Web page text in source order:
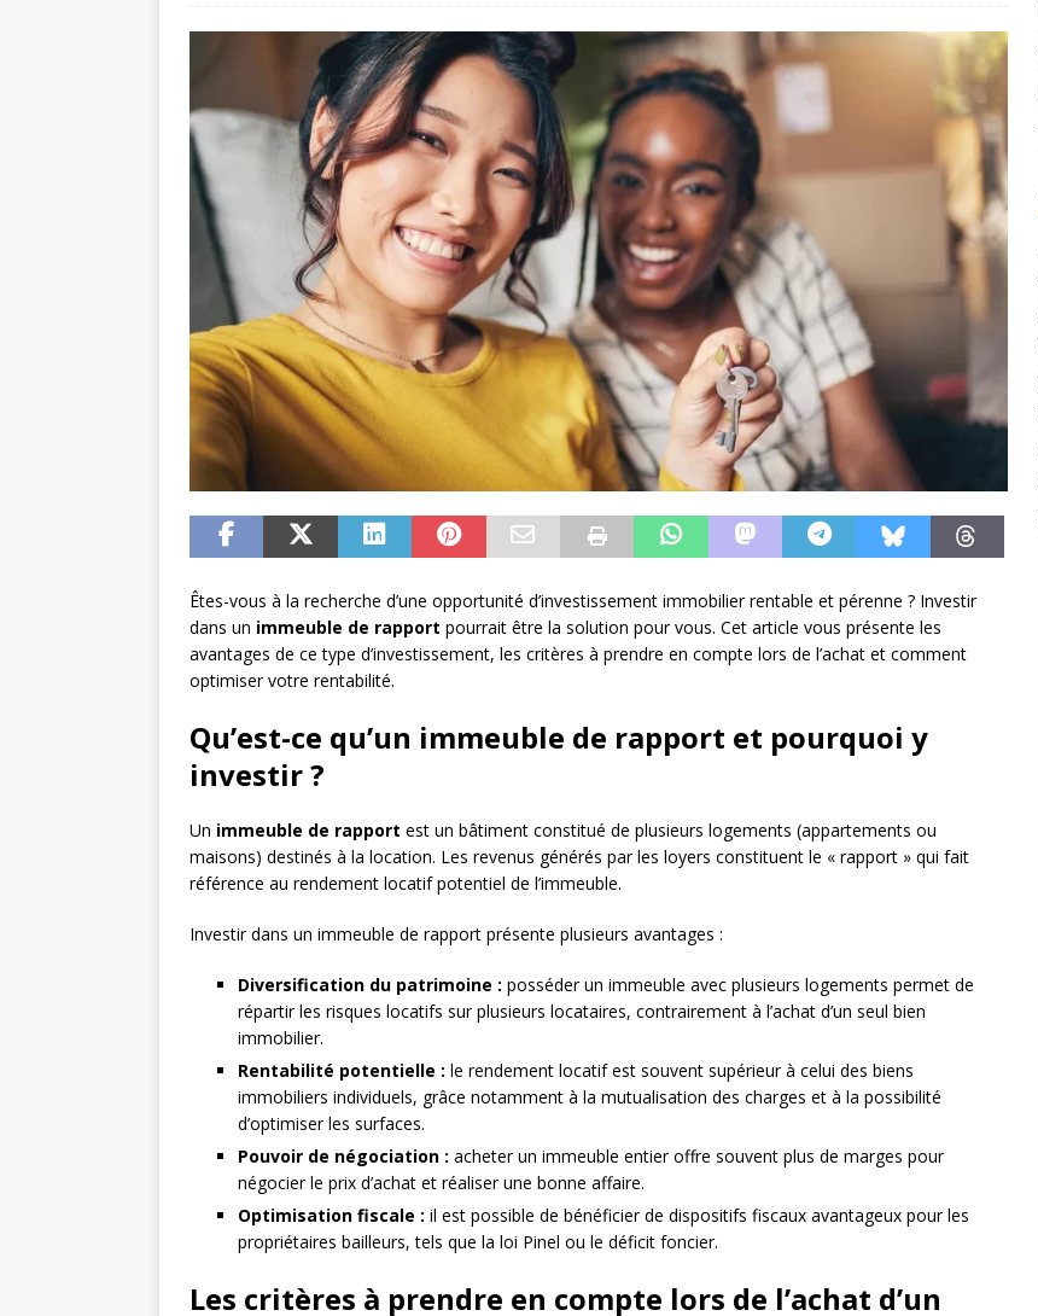
Êtes-vous à la recherche d’une opportunité d’investissement immobilier rentable et pérenne ? Investir
dans un immeuble de rapport pourrait être la solution pour vous. Cet article vous présente les
avantages de ce type d’investissement, les critères à prendre en compte lors de l’achat et comment
optimiser votre rentabilité.
Qu’est-ce qu’un immeuble de rapport et pourquoi y
investir ?
Un immeuble de rapport est un bâtiment constitué de plusieurs logements (appartements ou
maisons) destinés à la location. Les revenus générés par les loyers constituent le « rapport » qui fait
référence au rendement locatif potentiel de l’immeuble.
Investir dans un immeuble de rapport présente plusieurs avantages :
Diversification du patrimoine : posséder un immeuble avec plusieurs logements permet de
répartir les risques locatifs sur plusieurs locataires, contrairement à l’achat d’un seul bien
immobilier.
Rentabilité potentielle : le rendement locatif est souvent supérieur à celui des biens
immobiliers individuels, grâce notamment à la mutualisation des charges et à la possibilité
d’optimiser les surfaces.
Pouvoir de négociation : acheter un immeuble entier offre souvent plus de marges pour
négocier le prix d’achat et réaliser une bonne affaire.
Optimisation fiscale : il est possible de bénéficier de dispositifs fiscaux avantageux pour les
propriétaires bailleurs, tels que la loi Pinel ou le déficit foncier.
Les critères à prendre en compte lors de l’achat d’un